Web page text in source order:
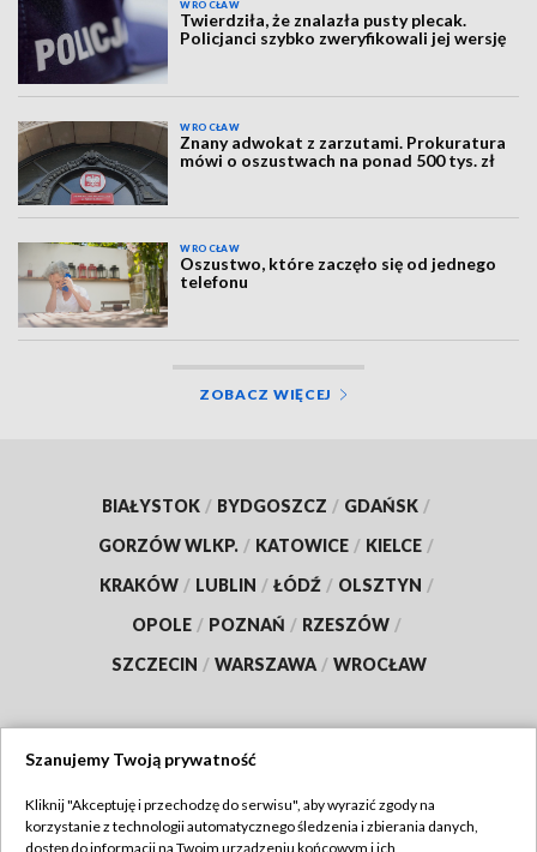
WROCŁAW
Twierdziła, że znalazła pusty plecak.
Policjanci szybko zweryfikowali jej wersję
WROCŁAW
Znany adwokat z zarzutami. Prokuratura
mówi o oszustwach na ponad 500 tys. zł
WROCŁAW
Oszustwo, które zaczęło się od jednego
telefonu
ZOBACZ WIĘCEJ
BIAŁYSTOK / BYDGOSZCZ / GDAŃSK /
GORZÓW WLKP. / KATOWICE / KIELCE /
KRAKÓW / LUBLIN / ŁÓDŹ / OLSZTYN /
OPOLE / POZNAŃ / RZESZÓW /
SZCZECIN / WARSZAWA / WROCŁAW
TVP
Szanujemy Twoją prywatność
Kliknij "Akceptuję i przechodzę do serwisu", aby wyrazić zgody na
korzystanie z technologii automatycznego śledzenia i zbierania danych,
dostęp do informacji na Twoim urządzeniu końcowym i ich